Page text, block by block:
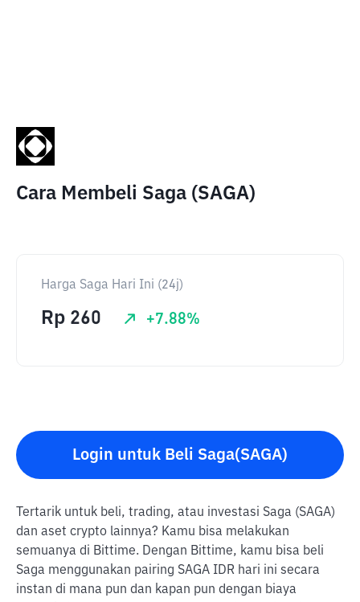
Cara Membeli Saga (SAGA)
Harga Saga Hari Ini (24j)
Rp 260 +7.88%
Login untuk Beli Saga(SAGA)
Tertarik untuk beli, trading, atau investasi Saga (SAGA)
dan aset crypto lainnya? Kamu bisa melakukan
semuanya di Bittime. Dengan Bittime, kamu bisa beli
Saga menggunakan pairing SAGA IDR hari ini secara
instan di mana pun dan kapan pun dengan biaya